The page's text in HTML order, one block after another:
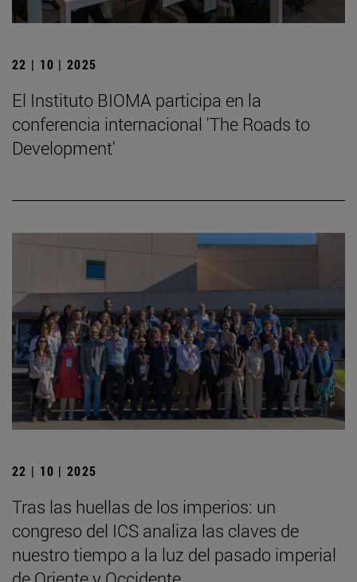
22 | 10 | 2025
El Instituto BIOMA participa en la
conferencia internacional 'The Roads to
Development'
22 | 10 | 2025
Tras las huellas de los imperios: un
congreso del ICS analiza las claves de
nuestro tiempo a la luz del pasado imperial